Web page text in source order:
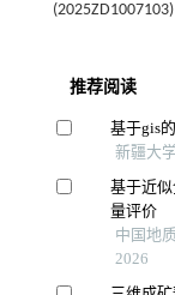
(2025ZD1007103)